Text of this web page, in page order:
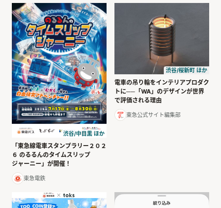
渋谷/中目黒 ほか
「東急線電車スタンプラリー２０２
６ のるるんのタイムスリップ
ジャーニー」が開催！
東急電鉄
渋谷/桜新町 ほか
電車の吊り輪をインテリアプロダク
トに──「WA」のデザインが世界
で評価される理由
東急公式サイト編集部